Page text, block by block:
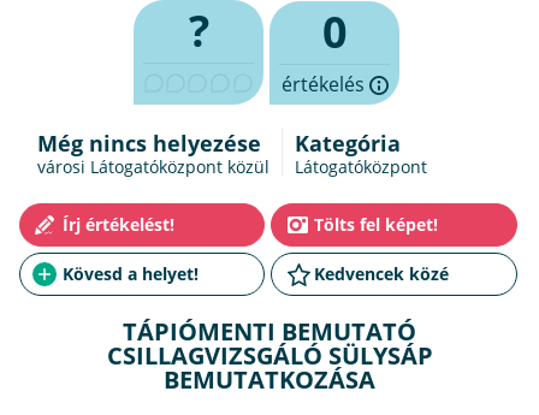
? 0
értékelés
Még nincs helyezése
városi Látogatóközpont közül
Kategória
Látogatóközpont
TÁPIÓMENTI BEMUTATÓ
CSILLAGVIZSGÁLÓ SÜLYSÁP
BEMUTATKOZÁSA